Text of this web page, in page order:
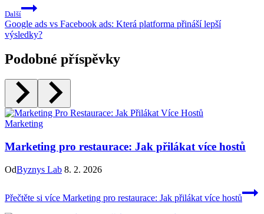
Další
Google ads vs Facebook ads: Která platforma přináší lepší
výsledky?
Podobné příspěvky
Marketing
Marketing pro restaurace: Jak přilákat více hostů
OdByznys Lab 8. 2. 2026
Přečtěte si více Marketing pro restaurace: Jak přilákat více hostů